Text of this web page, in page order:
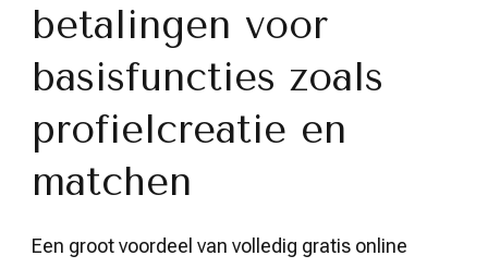
betalingen voor
basisfuncties zoals
profielcreatie en
matchen
Een groot voordeel van volledig gratis online